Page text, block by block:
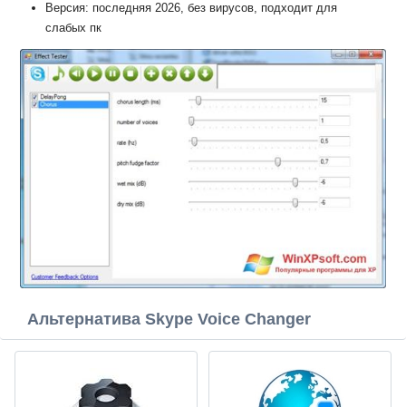
Версия: последняя 2026, без вирусов, подходит для
слабых пк
Альтернатива Skype Voice Changer